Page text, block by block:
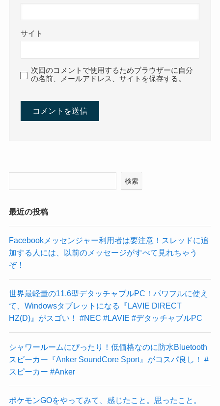
サイト
次回のコメントで使用するためブラウザーに自分
の名前、メールアドレス、サイトを保存する。
検索
最近の投稿
Facebookメッセンジャー利用者は要注意！スレッドに追
加する人には、以前のメッセージがすべて見れちゃう
ぞ！
世界最軽量の11.6型デタッチャブルPC！パワフルに使え
て、Windowsタブレットになる『LAVIE DIRECT
HZ(D)』がスゴい！ #NEC #LAVIE #デタッチャブルPC
シャワールームにぴったり！低価格なのに防水Bluetooth
スピーカー『Anker SoundCore Sport』がコスパ良し！ #
スピーカー #Anker
ポケモンGOをやってみて、感じたこと。思ったこと。